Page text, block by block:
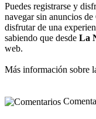
Puedes registrarse y
navegar sin anuncios
disfrutar de una
sabiendo que desde La
web.
Más información sobre